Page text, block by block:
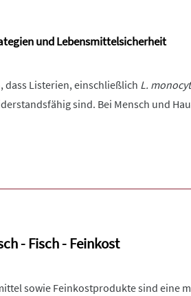
und Lebensmittelsicherheit
dass Listerien, einschließlich L.
sind. Bei Mensch und
- Fisch - Feinkost
sowie Feinkostprodukte sind eine